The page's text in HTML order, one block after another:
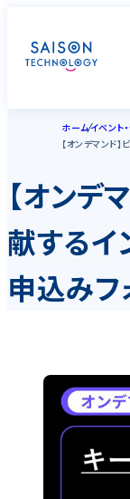
ホームイベント
【オンデマンド
【オンデ
献するイ
申込みフ